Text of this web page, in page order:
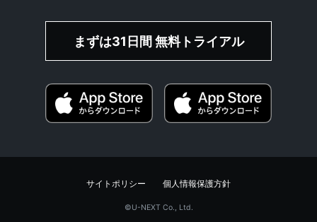
まずは31日間 無料トライアル
サイトポリシー 個人情報保護方針
©︎U-NEXT Co., Ltd.